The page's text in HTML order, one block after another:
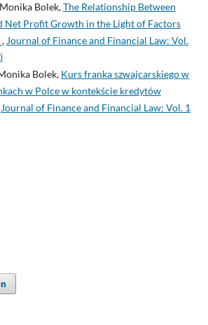
Bolek,The Relationship Between
Net Profit Growth in the Light of Factors
, Journal of Finance and Financial Law: Vol.
Bolek, Kurs franka szwajcarskiego w
w Polce w kontekście kredytów
Journal of Finance and Financial Law: Vol. 1